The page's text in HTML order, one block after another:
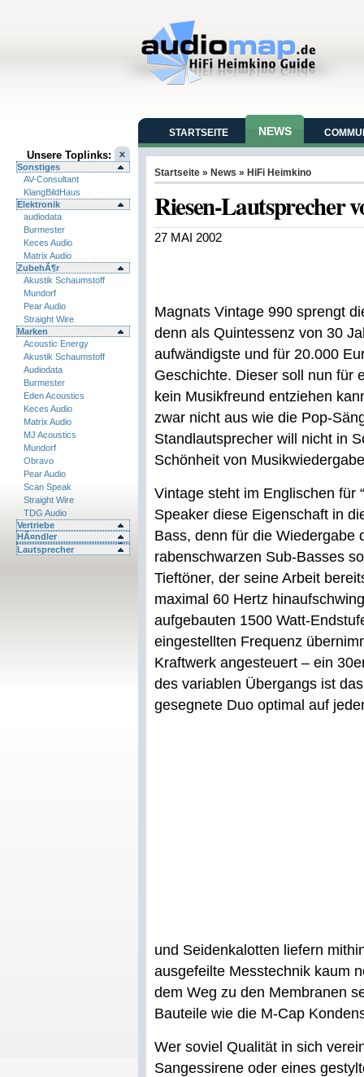
Unsere Toplinks:
Sonstiges
AV-Consultant
KlangBildHaus
Elektronik
audiodata
Burmester
Keces Audio
Matrix Audio
ZubehÃ¶r
Akustik Schaumstoff
Mundorf
Pear Audio
Straight Wire
Marken
Acoustic Energy
Akustik Schaumstoff
Audiodata
Burmester
Eden Acoustics
Keces Audio
Matrix Audio
MJ Acoustics
Mundorf
Obravo
Pear Audio
Scan Speak
Straight Wire
TDG Audio
Vertriebe
HÃ¤ndler
Lautsprecher
STARTSEITE NEWS
Startseite » News » HiFi Heimkino
Riesen-Lautsprecher
27 MAI 2002
Magnats Vintage 990 sprengt
denn als Quintessenz von 30
aufwändigste und für 20.000
Geschichte. Dieser soll nun für
kein Musikfreund entziehen
zwar nicht aus wie die Pop-
Standlautsprecher will nicht in
Schönheit von
Vintage steht im Englischen für
Speaker diese Eigenschaft in
Bass, denn für die Wiedergabe
rabenschwarzen Sub-Basses
Tieftöner, der seine Arbeit
maximal 60 Hertz
aufgebauten 1500 Watt-
eingestellten Frequenz
Kraftwerk angesteuert – ein
des variablen Übergangs ist
gesegnete Duo optimal auf
und Seidenkalotten liefern
ausgefeilte Messtechnik kaum
dem Weg zu den Membranen
Bauteile wie die M-Cap
Wer soviel Qualität in sich
Sangessirene oder eines